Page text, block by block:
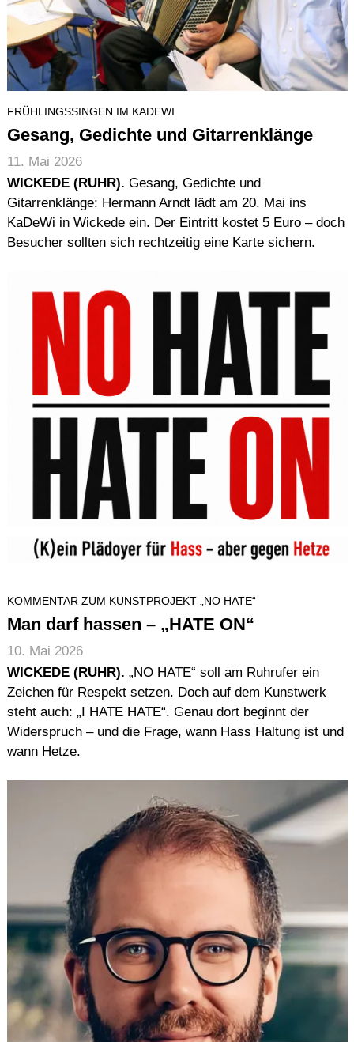
FRÜHLINGSSINGEN IM KADEWI
Gesang, Gedichte und Gitarrenklänge
11. Mai 2026
WICKEDE (RUHR). Gesang, Gedichte und
Gitarrenklänge: Hermann Arndt lädt am 20. Mai ins
KaDeWi in Wickede ein. Der Eintritt kostet 5 Euro – doch
Besucher sollten sich rechtzeitig eine Karte sichern.
KOMMENTAR ZUM KUNSTPROJEKT „NO HATE“
Man darf hassen – „HATE ON“
10. Mai 2026
WICKEDE (RUHR). „NO HATE“ soll am Ruhrufer ein
Zeichen für Respekt setzen. Doch auf dem Kunstwerk
steht auch: „I HATE HATE“. Genau dort beginnt der
Widerspruch – und die Frage, wann Hass Haltung ist und
wann Hetze.